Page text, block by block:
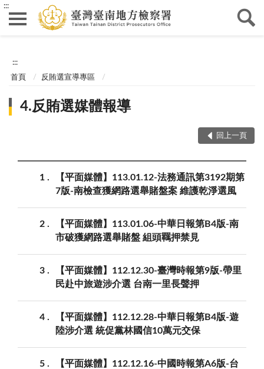
:::
:::
首頁 反賄選宣導專區
4.反賄選媒體報導
回上一頁
1
【平面媒體】113.01.12-法務通訊第3192期第
7版-南檢查獲網路選舉賭盤案 維護乾淨選風
2
【平面媒體】113.01.06-中華日報第B4版-南
市破獲網路選舉賭盤 組頭羈押禁見
3
【平面媒體】112.12.30-臺灣時報第9版-帶里
民赴中旅遊涉介選 台南一里長聲押
4
【平面媒體】112.12.28-中華日報第B4版-遊
陸涉介選 統促黨林國信10萬元交保
5
【平面媒體】112.12.16-中國時報第A6版-台